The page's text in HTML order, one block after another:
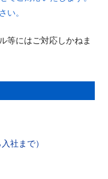
い。
等にはご対応しかねま
社まで）